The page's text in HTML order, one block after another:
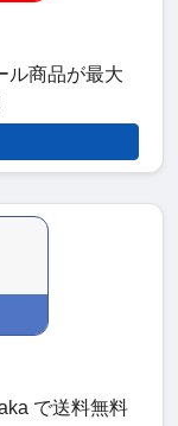
ル商品が最大
で送料無料